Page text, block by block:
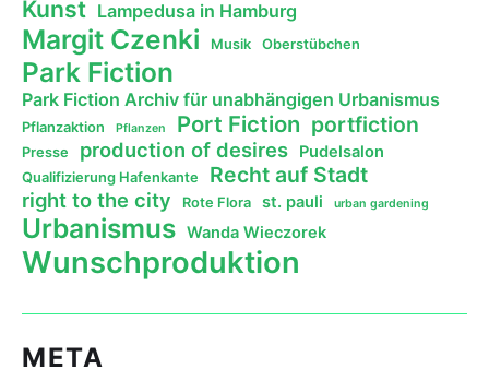
Kunst Lampedusa in Hamburg
Margit Czenki Musik Oberstübchen
Park Fiction
Park Fiction Archiv für unabhängigen Urbanismus
Pflanzaktion Pflanzen Port Fiction portfiction
Presse production of desires Pudelsalon
Qualifizierung Hafenkante Recht auf Stadt
right to the city Rote Flora st. pauli urban gardening
Urbanismus Wanda Wieczorek
Wunschproduktion
META